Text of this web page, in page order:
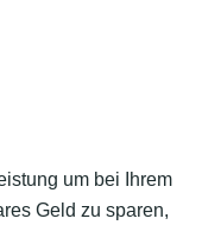
um bei Ihrem
Geld zu sparen,